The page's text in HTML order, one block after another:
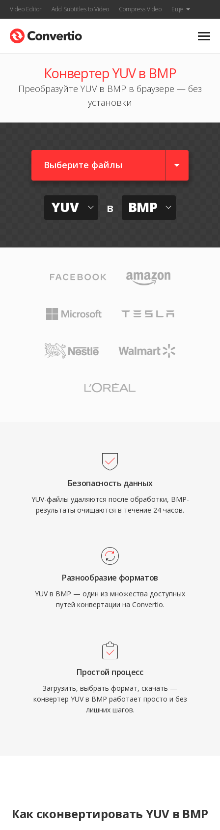
Video Editor Add Subtitles to Video Compress Video Ещё
Конвертер YUV в BMP
Преобразуйте YUV в BMP в браузере — без
установки
Выберите файлы
YUV в BMP
Безопасность данных
YUV-файлы удаляются после обработки, BMP-
результаты очищаются в течение 24 часов.
Разнообразие форматов
YUV в BMP — один из множества доступных
путей конвертации на Convertio.
Простой процесс
Загрузить, выбрать формат, скачать —
конвертер YUV в BMP работает просто и без
лишних шагов.
Как сконвертировать YUV в BMP